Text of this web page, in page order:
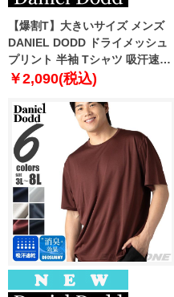
【爆割T】大きいサイズ メンズ
DANIEL DODD ドライメッシュ
プリント 半袖 Tシャツ 吸汗速乾
春夏新作 tjt-2602dry3 【fre】
￥2,090(税込)